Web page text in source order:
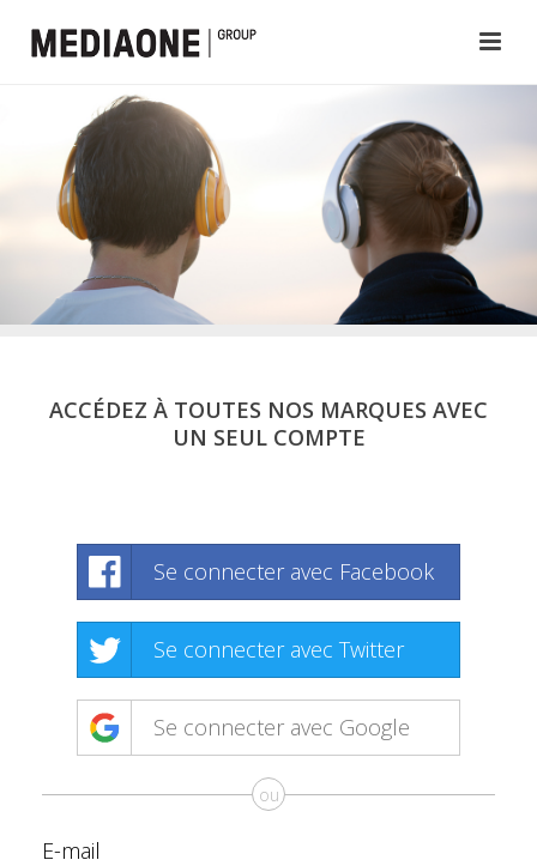
ACCÉDEZ À TOUTES NOS MARQUES AVEC
UN SEUL COMPTE
Se connecter avec Facebook
Se connecter avec Twitter
Se connecter avec Google
ou
E-mail